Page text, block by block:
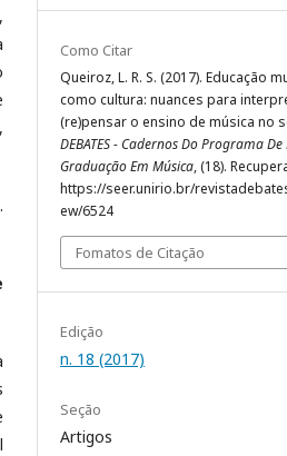
Como Citar
Queiroz, L. R. S. (2017). Educação
como cultura: nuances para
(re)pensar o ensino de música no
DEBATES - Cadernos Do Programa De
Graduação Em Música, (18).
https://seer.unirio.br/
ew/6524
Fomatos de Citação
Edição
n. 18 (2017)
Seção
Artigos